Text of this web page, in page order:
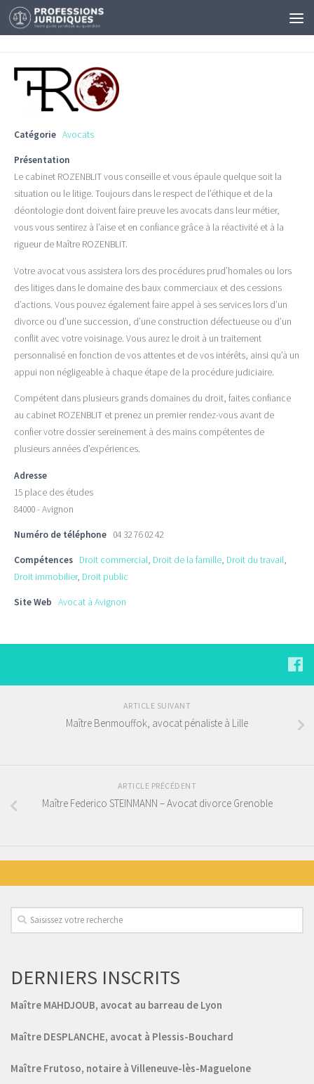
Catégorie Avocats
Présentation
Le cabinet ROZENBLIT vous conseille et vous épaule quelque soit la
situation ou le litige. Toujours dans le respect de l’éthique et de la
déontologie dont doivent faire preuve les avocats dans leur métier,
vous vous sentirez à l’aise et en confiance grâce à la réactivité et à la
rigueur de Maître ROZENBLIT.
Votre avocat vous assistera lors des procédures prud’homales ou lors
des litiges dans le domaine des baux commerciaux et des cessions
d’actions. Vous pouvez également faire appel à ses services lors d’un
divorce ou d’une succession, d’une construction défectueuse ou d’un
conflit avec votre voisinage. Vous aurez le droit à un traitement
personnalisé en fonction de vos attentes et de vos intérêts, ainsi qu’à un
appui non négligeable à chaque étape de la procédure judiciaire.
Compétent dans plusieurs grands domaines du droit, faites confiance
au cabinet ROZENBLIT et prenez un premier rendez-vous avant de
confier votre dossier sereinement à des mains compétentes de
plusieurs années d’expériences.
Adresse
15 place des études
84000 - Avignon
Numéro de téléphone 04 32 76 02 42
Compétences Droit commercial, Droit de la famille, Droit du travail,
Droit immobilier, Droit public
Site Web Avocat à Avignon
ARTICLE SUIVANT
Maître Benmouffok, avocat pénaliste à Lille
ARTICLE PRÉCÉDENT
Maître Federico STEINMANN – Avocat divorce Grenoble
DERNIERS INSCRITS
Maître MAHDJOUB, avocat au barreau de Lyon
Maître DESPLANCHE, avocat à Plessis-Bouchard
Maître Frutoso, notaire à Villeneuve-lès-Maguelone